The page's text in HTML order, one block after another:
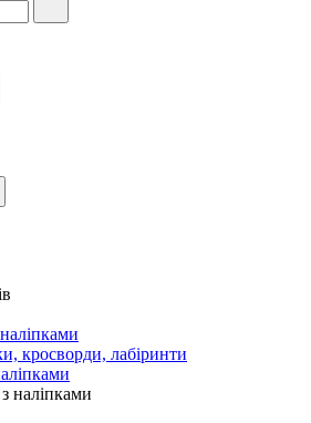
кросворди, лабіринти
наліпками